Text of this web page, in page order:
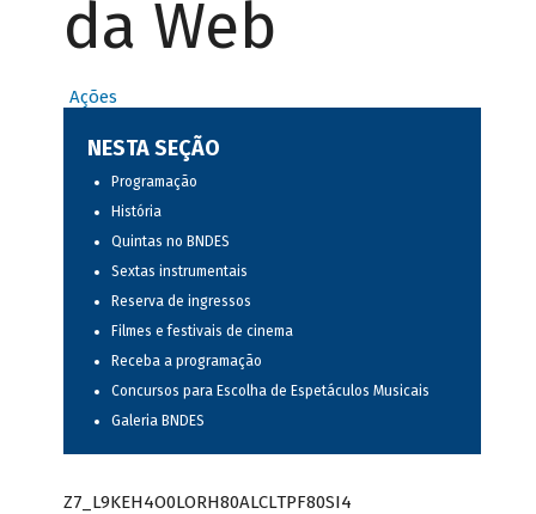
da Web
Ações
NESTA SEÇÃO
Programação
História
Quintas no BNDES
Sextas instrumentais
Reserva de ingressos
Filmes e festivais de cinema
Receba a programação
Concursos para Escolha de Espetáculos Musicais
Galeria BNDES
Z7_L9KEH4O0LORH80ALCLTPF80SI4